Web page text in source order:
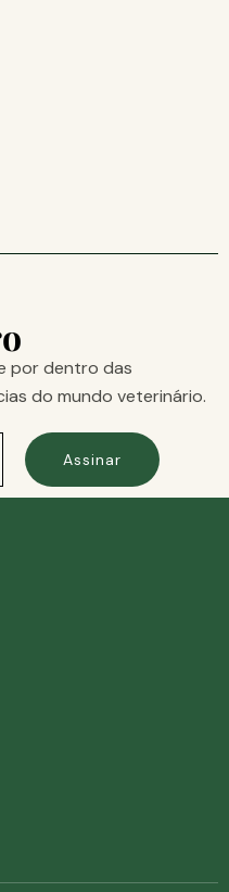
por dentro das
do mundo veterinário.
Assinar